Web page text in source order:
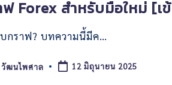
Forex สำหรับมือใหม่ [เ
กราฟ? บทความนี้มีค…
วัฒนไพศาล 12 มิถุนายน 2025